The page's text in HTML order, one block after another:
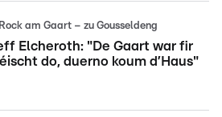
Rock am Gaart – zu Gousseldeng
Elcheroth: "De Gaart war fir
do, duerno koum d’Haus"